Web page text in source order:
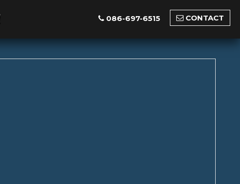
086-697-6515 CONTACT